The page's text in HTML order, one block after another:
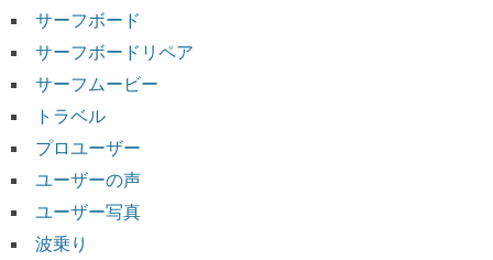
サーフボード
サーフボードリペア
サーフムービー
トラベル
プロユーザー
ユーザーの声
ユーザー写真
波乗り